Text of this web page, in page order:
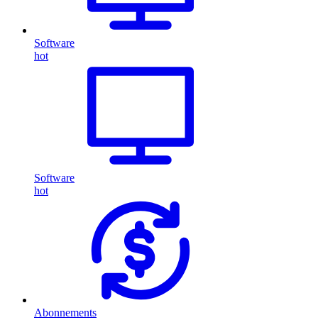
Software
hot
Software
hot
Abonnements